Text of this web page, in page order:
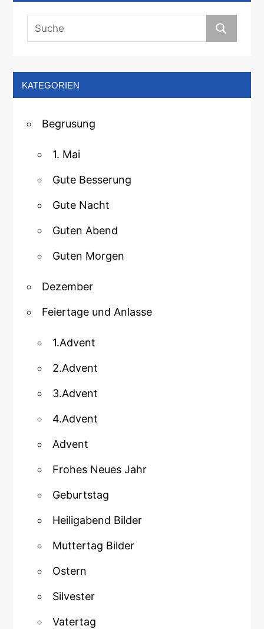
KATEGORIEN
Begrusung
1. Mai
Gute Besserung
Gute Nacht
Guten Abend
Guten Morgen
Dezember
Feiertage und Anlasse
1.Advent
2.Advent
3.Advent
4.Advent
Advent
Frohes Neues Jahr
Geburtstag
Heiligabend Bilder
Muttertag Bilder
Ostern
Silvester
Vatertag